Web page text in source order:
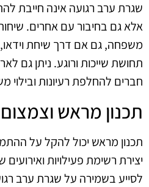
שגרת ערב רגועה אינה חייבת
אלא גם בחיבור עם אחרים.
משפחה, גם אם דרך שיחת וידאו,
תחושת שייכות ורוגע. ניתן גם
חברים להחלפת רעיונות ובילוי
תכנון מראש
תכנון מראש יכול להקל על
יצירת רשימת פעילויות
לסייע בשמירה על שגרת ערב